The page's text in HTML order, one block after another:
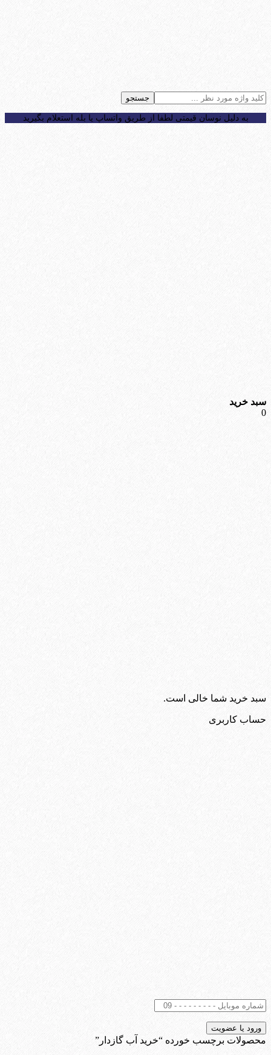
جستجو
به دلیل نوسان قیمتی لطفا از طریق واتساپ یا بله استعلام بگیرید
سبد خرید
0
سبد خرید شما خالی است.
حساب کاربری
محصولات برچسب خورده “خرید آب گازدار”